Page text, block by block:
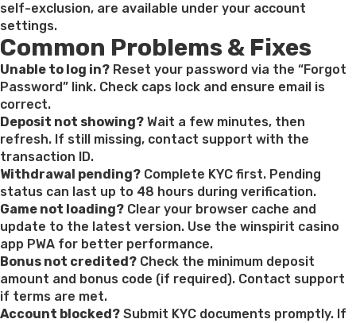
self-exclusion, are available under your account
settings.
Common Problems & Fixes
Unable to log in? Reset your password via the “Forgot
Password” link. Check caps lock and ensure email is
correct.
Deposit not showing? Wait a few minutes, then
refresh. If still missing, contact support with the
transaction ID.
Withdrawal pending? Complete KYC first. Pending
status can last up to 48 hours during verification.
Game not loading? Clear your browser cache and
update to the latest version. Use the winspirit casino
app PWA for better performance.
Bonus not credited? Check the minimum deposit
amount and bonus code (if required). Contact support
if terms are met.
Account blocked? Submit KYC documents promptly. If